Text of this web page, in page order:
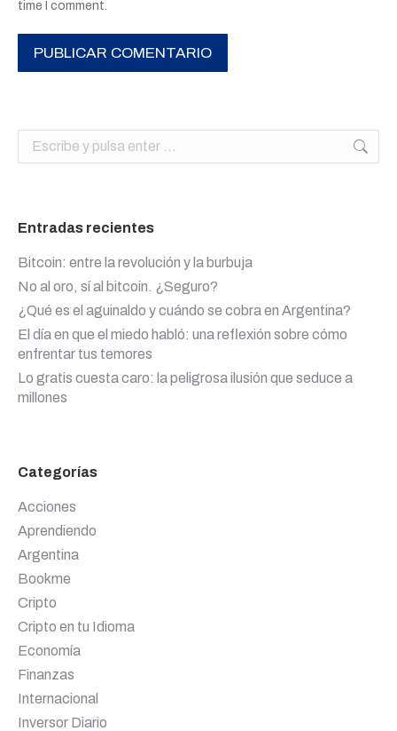
time I comment.
PUBLICAR COMENTARIO
Buscar:
Entradas recientes
Bitcoin: entre la revolución y la burbuja
No al oro, sí al bitcoin. ¿Seguro?
¿Qué es el aguinaldo y cuándo se cobra en Argentina?
El día en que el miedo habló: una reflexión sobre cómo
enfrentar tus temores
Lo gratis cuesta caro: la peligrosa ilusión que seduce a
millones
Categorías
Acciones
Aprendiendo
Argentina
Bookme
Cripto
Cripto en tu Idioma
Economía
Finanzas
Internacional
Inversor Diario